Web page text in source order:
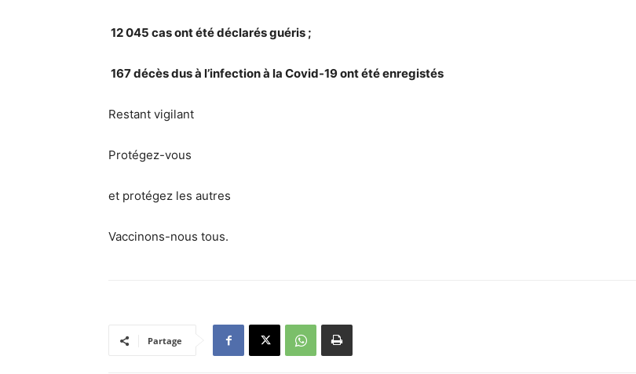
12 045 cas ont été déclarés guéris ;
167 décès dus à l’infection à la Covid-19 ont été enregistés
Restant vigilant
Protégez-vous
et protégez les autres
Vaccinons-nous tous.
Partage